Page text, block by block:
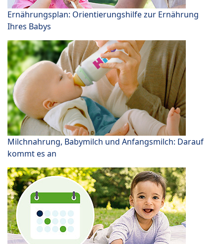
Ernährungsplan: Orientierungshilfe zur Ernährung
Ihres Babys
Milchnahrung, Babymilch und Anfangsmilch: Darauf
kommt es an